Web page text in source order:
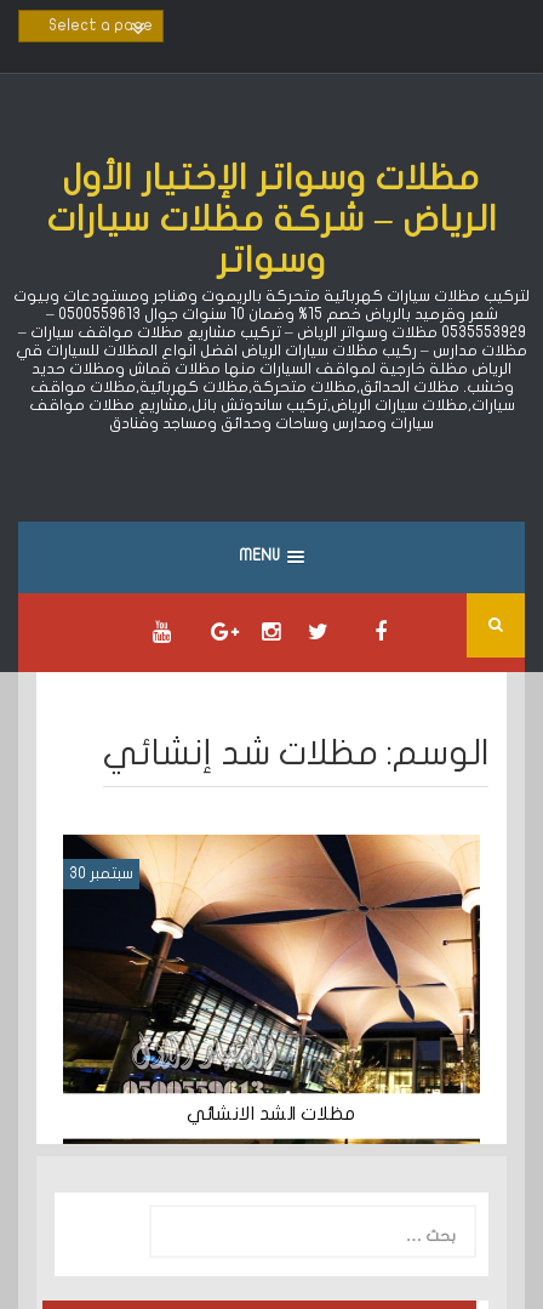
مظلات وسواتر الإختيار الأول
الرياض – شركة مظلات سيارات
وسواتر
لتركيب مظلات سيارات كهربائية متحركة بالريموت وهناجر ومستودعات وبيوت
شعر وقرميد بالرياض خصم 15% ‏وضمان 10 سنوات جوال 0500559613 –
0535553929 مظلات وسواتر الرياض – تركيب مشاريع مظلات مواقف سيارات –
مظلات مدارس – ركيب مظلات سيارات الرياض افضل انواع المظلات للسيارات قي
الرياض مظلة خارجية لمواقف السيارات منها مظلات قماش ومظلات حديد
وخشب. مظلات الحدائق,مظلات متحركة,مظلات كهربائية,مظلات مواقف
سيارات,مظلات سيارات الرياض,تركيب ساندوتش بانل,مشاريع مظلات مواقف
سيارات ومدارس وساحات وحدائق ومساجد وفنادق
MENU
الوسم: مظلات شد إنشائي
سبتمبر 30
مظلات الشد الانشائي
عن: